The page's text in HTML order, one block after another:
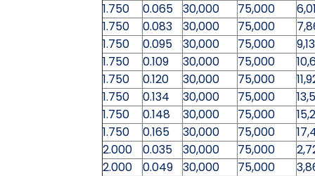
1.750
0.065 30,000 75,000
1.750
0.083 30,000 75,000
1.750
0.095 30,000 75,000
1.750
0.109 30,000 75,000
1.750
0.120 30,000 75,000
1.750
0.134 30,000 75,000
1.750
0.148 30,000 75,000
1.750
0.165 30,000 75,000
2.000
0.035 30,000 75,000
2.000
0.049 30,000 75,000